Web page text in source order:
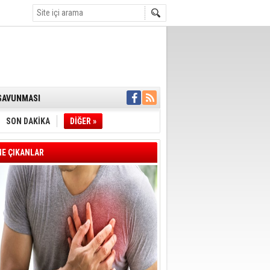
NASIL
BAŞKANI
ALINACAK
TAHLİYE
DERNEĞİ
ÇİZGİMİZ
SON DAKİKA DİĞER »
ÇIKANLAR